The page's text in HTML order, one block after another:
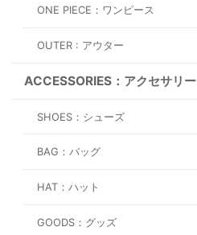
ONE PIECE：ワンピース
OUTER : アウター
ACCESSORIES：アクセサリー
SHOES：シューズ
BAG：バッグ
HAT：ハット
GOODS：グッズ